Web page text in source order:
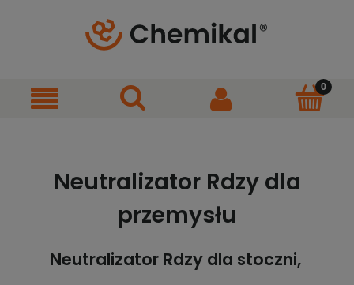
Neutralizator Rdzy dla
przemysłu
Neutralizator Rdzy dla stoczni,